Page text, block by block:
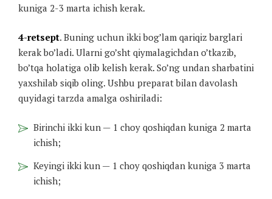
kuniga 2-3 marta ichish kerak.
4-retsept. Buning uchun ikki bog’lam qariqiz barglari
kerak bo’ladi. Ularni go’sht qiymalagichdan o’tkazib,
bo’tqa holatiga olib kelish kerak. So’ng undan sharbatini
yaxshilab siqib oling. Ushbu preparat bilan davolash
quyidagi tarzda amalga oshiriladi:
Birinchi ikki kun — 1 choy qoshiqdan kuniga 2 marta
ichish;
Keyingi ikki kun — 1 choy qoshiqdan kuniga 3 marta
ichish;